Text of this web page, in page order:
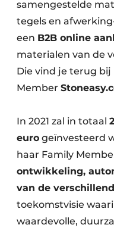
samengestelde
tegels en
een B2B online
materialen van de
Die vind je terug bij
Member
In 2021 zal in totaal
euro geïnvesteerd
haar Family
ontwikkeling,
van de
toekomstvisie
waardevolle,